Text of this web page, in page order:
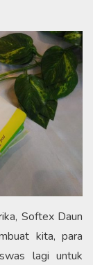
Softex Daun
kita, para
lagi untuk